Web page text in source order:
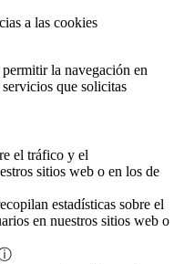
a las cookies
permitir la navegación en
que solicitas
el tráfico y el
sitios web o en los de
estadísticas sobre el
en nuestros sitios web o